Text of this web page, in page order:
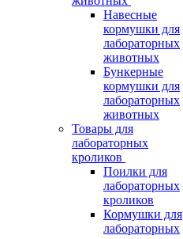
Навесные
кормушки для
лабораторных
животных
Бункерные
кормушки для
лабораторных
животных
Товары для
лабораторных
кроликов
Поилки для
лабораторных
кроликов
Кормушки для
лабораторных